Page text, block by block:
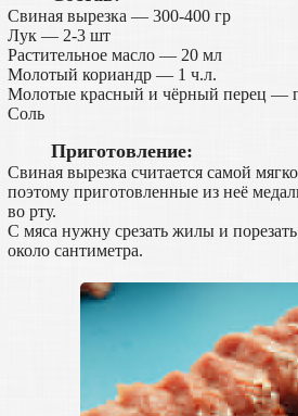
Свиная вырезка — 300-400 гр
Лук — 2-3 шт
Растительное масло — 20 мл
Молотый кориандр — 1 ч.л.
Молотые красный и чёрный перец —
Соль
Приготовление:
Свиная вырезка считается самой
поэтому приготовленные из неё
во рту.
С мяса нужну срезать жилы и
около сантиметра.